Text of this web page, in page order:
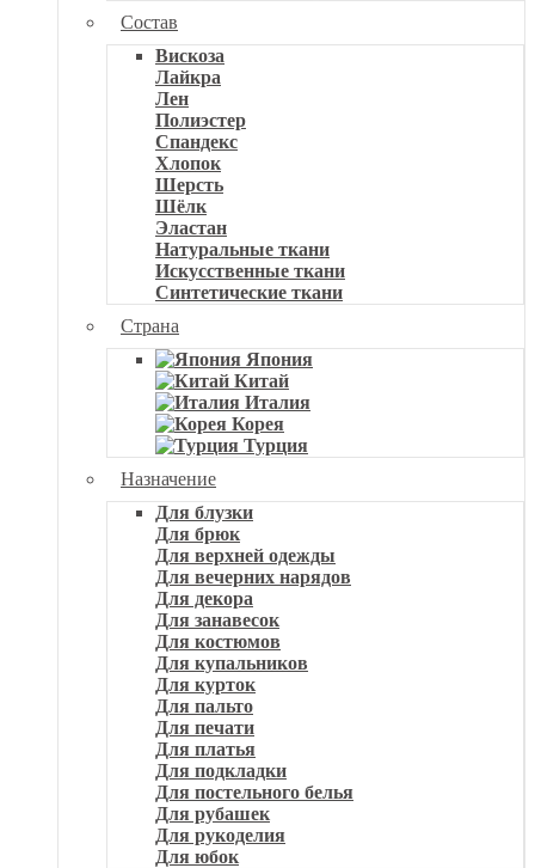
Состав
Вискоза
Лайкра
Лен
Полиэстер
Спандекс
Хлопок
Шерсть
Шёлк
Эластан
Натуральные ткани
Искусственные ткани
Синтетические ткани
Страна
Япония
Китай
Италия
Корея
Турция
Назначение
Для блузки
Для брюк
Для верхней одежды
Для вечерних нарядов
Для декора
Для занавесок
Для костюмов
Для купальников
Для курток
Для пальто
Для печати
Для платья
Для подкладки
Для постельного белья
Для рубашек
Для рукоделия
Для юбок